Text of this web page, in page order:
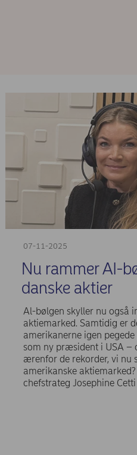
07-11-2025
Nu rammer AI-
danske aktier
Al-bølgen skyller nu også
aktiemarked. Samtidig er
amerikanerne igen
som ny præsident i USA –
ærenfor de rekorder, vi nu
amerikanske
chefstrateg Josephine Cetti